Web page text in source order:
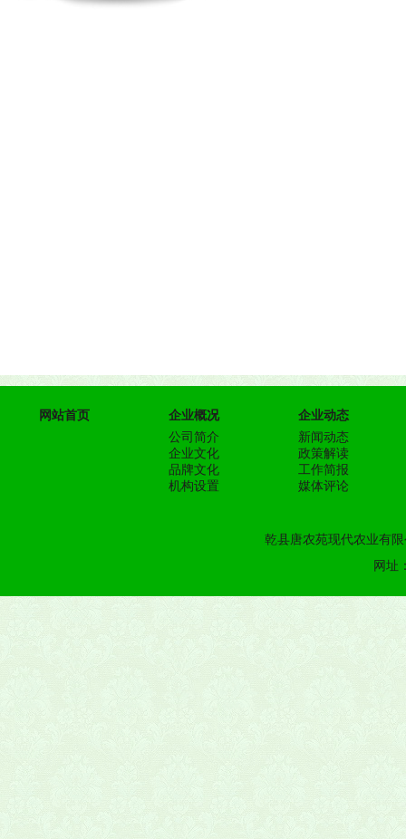
网站首页 企业概况
企业动态
公司简介
企业文化
品牌文化
机构设置
新闻动态
政策解读
工作简报
媒体评论
乾县唐农苑现代农业有
网址